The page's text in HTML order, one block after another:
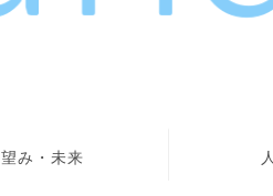
望み・未来